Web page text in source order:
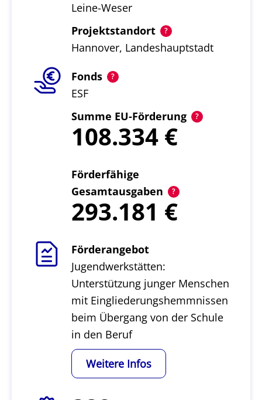
Leine-Weser
Projektstandort
Hannover, Landeshauptstadt
Fonds
ESF
Summe EU-Förderung
108.334
Förderfähige
Gesamtausgaben
293.181
Förderangebot
Jugendwerkstätten:
Unterstützung junger Menschen
mit Eingliederungshemmnissen
beim Übergang von der Schule
in den Beruf
Weitere Infos